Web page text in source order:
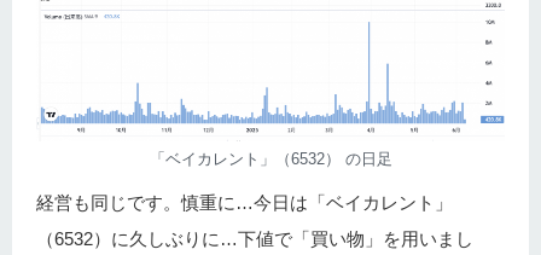
「ベイカレント」（6532） の日足
経営も同じです。慎重に…今日は「ベイカレント」
（6532）に久しぶりに…下値で「買い物」を用いまし